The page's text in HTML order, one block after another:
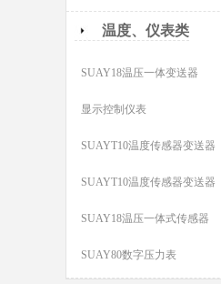
温度、仪表类
SUAY18温压一体变送器
显示控制仪表
SUAYT10温度传感器变送器
SUAYT10温度传感器变送器
SUAY18温压一体式传感器
SUAY80数字压力表